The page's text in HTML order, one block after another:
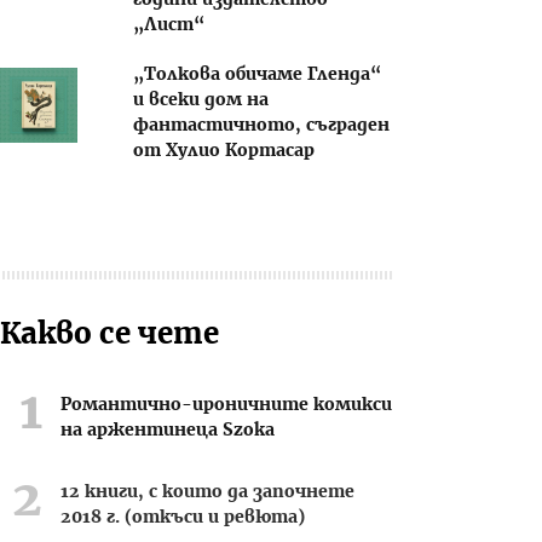
„Лист“
„Толкова обичаме Гленда“
и всеки дом на
фантастичното, съграден
от Хулио Кортасар
Какво се чете
Романтично-ироничните комикси
на аржентинеца Szoka
12 книги, с които да започнете
2018 г. (откъси и ревюта)